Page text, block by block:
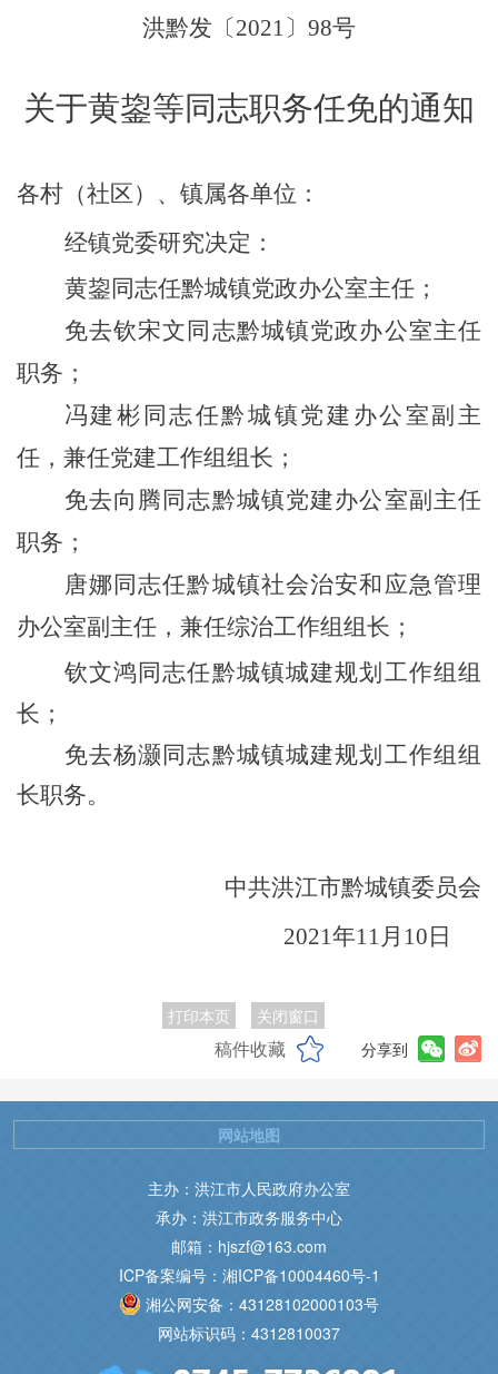
洪黔发〔2021〕 98号
关于黄鋆等同志职务任免的通知
各村（社区）、镇属各单位：
经镇党委研究决定 ：
黄鋆同志任黔城镇党政办公室主任；
免去钦宋文同志黔城镇党政办公室主任
职务；
冯建彬同志任黔城镇党建办公室副主
任，兼任党建工作组组长；
免去向腾同志黔城镇党建办公室副主任
职务；
唐娜同志任黔城镇社会治安和应急管理
办公室副主任，兼任综治工作组组长；
钦文鸿同志任黔城镇城建规划工作组组
长；
免去杨灏同志黔城镇城建规划工作组组
长职务。
中共洪江市黔城镇委员会
2021年11月10日
打印本页 关闭窗口
稿件收藏 分享到
主办：洪江市人民政府办公室
承办：洪江市政务服务中心
邮箱：hjszf@163.com
ICP备案编号：湘ICP备10004460号-1
湘公网安备：43128102000103号
网站标识码：4312810037
网站地图